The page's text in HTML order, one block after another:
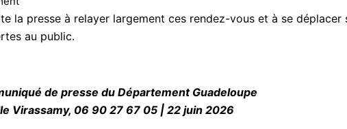
la presse à relayer largement ces rendez-vous et à se
au public.
de presse du Département Guadeloupe
Virassamy, 06 90 27 67 05 | 22 juin 2026